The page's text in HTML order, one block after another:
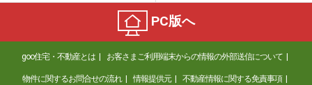
PC版へ
goo住宅・不動産とは お客さまご利用端末からの情報の外部送信について
物件に関するお問合せの流れ 情報提供元 不動産情報に関する免責事項